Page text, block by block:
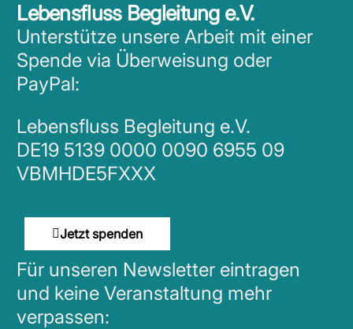
Lebensfluss Begleitung e.V.
Unterstütze unsere Arbeit mit einer
Spende via Überweisung oder
PayPal:
Lebensfluss Begleitung e.V.
DE19 5139 0000 0090 6955 09
VBMHDE5FXXX
Jetzt spenden
Für unseren Newsletter eintragen
und keine Veranstaltung mehr
verpassen: